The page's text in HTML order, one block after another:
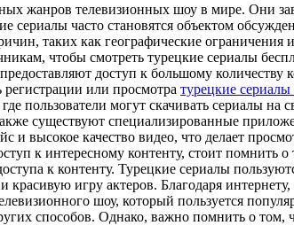
жанров телевизионных шоу в мире. Они
часто становятся объектом
таких как географические
чтобы смотреть турецкие сериалы
доступ к большому количеству
регистрации или просмотра турецкие
пользователи могут скачивать сериалы на
существуют специализированные
высокое качество видео, что делает
к интересному контенту, стоит помнить
к контенту. Турецкие сериалы
игру актеров. Благодаря
шоу, который пользуется
способов. Однако, важно помнить о том,